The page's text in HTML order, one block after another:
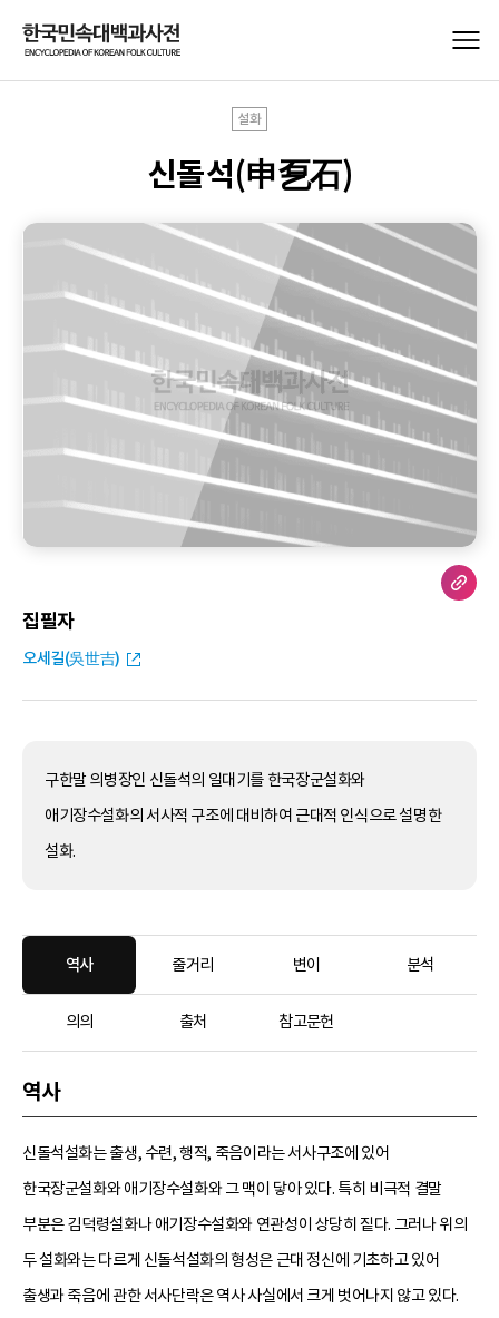
설화
신돌석(申乭石)
집필자
오세길(吳世吉)
구한말 의병장인 신돌석의 일대기를 한국장군설화와
애기장수설화의 서사적 구조에 대비하여 근대적 인식으로 설명한
설화.
역사 줄거리 변이 분석
의의 출처 참고문헌
역사
신돌석설화는 출생, 수련, 행적, 죽음이라는 서사구조에 있어
한국장군설화와 애기장수설화와 그 맥이 닿아 있다. 특히 비극적 결말
부분은 김덕령설화나 애기장수설화와 연관성이 상당히 짙다. 그러나 위의
두 설화와는 다르게 신돌석설화의 형성은 근대 정신에 기초하고 있어
출생과 죽음에 관한 서사단락은 역사 사실에서 크게 벗어나지 않고 있다.